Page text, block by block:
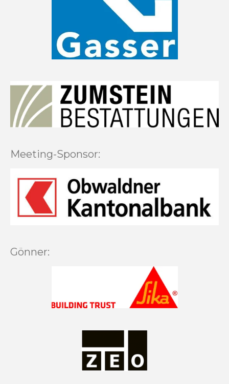
Meeting-Sponsor:
Gönner: